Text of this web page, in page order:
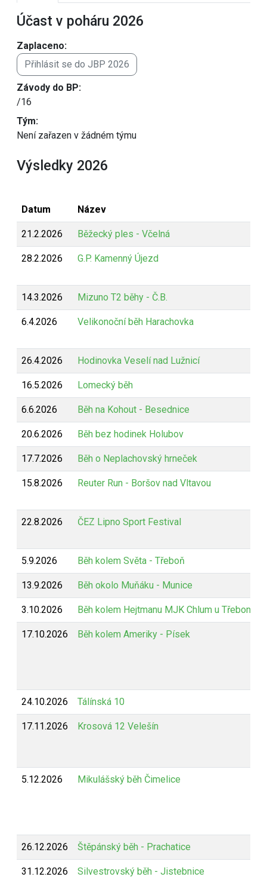
Účast v poháru 2026
Zaplaceno:
Přihlásit se do JBP 2026
Závody do BP:
/16
Tým:
Není zařazen v žádném týmu
Výsledky 2026
Datum Název
21.2.2026 Běžecký ples - Včelná
28.2.2026 G.P. Kamenný Újezd
14.3.2026 Mizuno T2 běhy - Č.B.
6.4.2026 Velikonoční běh Harachovka
26.4.2026 Hodinovka Veselí nad Lužnicí
16.5.2026 Lomecký běh
6.6.2026 Běh na Kohout - Besednice
20.6.2026 Běh bez hodinek Holubov
17.7.2026 Běh o Neplachovský hrneček
15.8.2026 Reuter Run - Boršov nad Vltavou
22.8.2026 ČEZ Lipno Sport Festival
5.9.2026 Běh kolem Světa - Třeboň
13.9.2026 Běh okolo Muňáku - Munice
3.10.2026 Běh kolem Hejtmanu MJK Chlum u Třeboně
17.10.2026 Běh kolem Ameriky - Písek
24.10.2026 Tálínská 10
17.11.2026 Krosová 12 Velešín
5.12.2026 Mikulášský běh Čimelice
26.12.2026 Štěpánský běh - Prachatice
31.12.2026 Silvestrovský běh - Jistebnice